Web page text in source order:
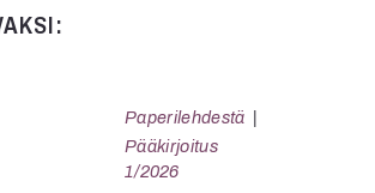
Paperilehdestä
Pääkirjoitus
1/2026